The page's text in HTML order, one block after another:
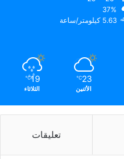
37%
5.63 كيلومتر/ساعة
23
℃
الأثنين
19
℃
الثلاثاء
تعليقات